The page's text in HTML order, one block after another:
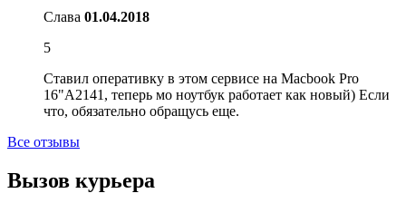
Слава 01.04.2018
5
Ставил оперативку в этом сервисе на Macbook Pro
16"A2141, теперь мо ноутбук работает как новый) Если
что, обязательно обращусь еще.
Все отзывы
Вызов курьера